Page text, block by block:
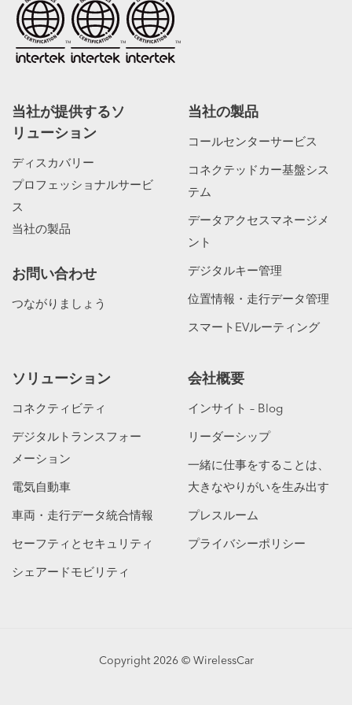
当社が提供するソ
リューション
ディスカバリー
プロフェッショナルサービ
ス
当社の製品
お問い合わせ
つながりましょう
当社の製品
コールセンターサービス
コネクテッドカー基盤シス
テム
データアクセスマネージメ
ント
デジタルキー管理
位置情報・走行データ管理
スマートEVルーティング
ソリューション
コネクティビティ
デジタルトランスフォー
メーション
電気自動車
車両・走行データ統合情報
セーフティとセキュリティ
シェアードモビリティ
会社概要
インサイト – Blog
リーダーシップ
一緒に仕事をすることは、
大きなやりがいを生み出す
プレスルーム
プライバシーポリシー
Copyright 2026 © WirelessCar